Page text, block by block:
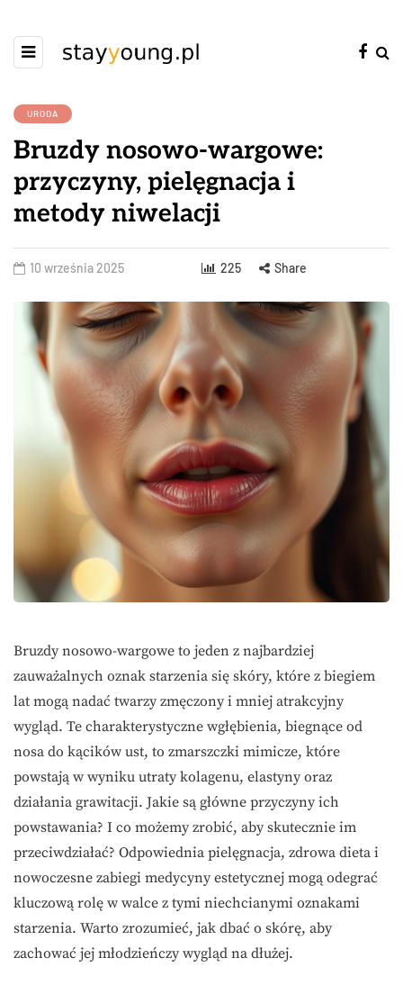
URODA
Bruzdy nosowo-wargowe:
przyczyny, pielęgnacja i
metody niwelacji
10 września 2025 225 Share
Bruzdy nosowo-wargowe to jeden z najbardziej
zauważalnych oznak starzenia się skóry, które z biegiem
lat mogą nadać twarzy zmęczony i mniej atrakcyjny
wygląd. Te charakterystyczne wgłębienia, biegnące od
nosa do kącików ust, to zmarszczki mimicze, które
powstają w wyniku utraty kolagenu, elastyny oraz
działania grawitacji. Jakie są główne przyczyny ich
powstawania? I co możemy zrobić, aby skutecznie im
przeciwdziałać? Odpowiednia pielęgnacja, zdrowa dieta i
nowoczesne zabiegi medycyny estetycznej mogą odegrać
kluczową rolę w walce z tymi niechcianymi oznakami
starzenia. Warto zrozumieć, jak dbać o skórę, aby
zachować jej młodzieńczy wygląd na dłużej.